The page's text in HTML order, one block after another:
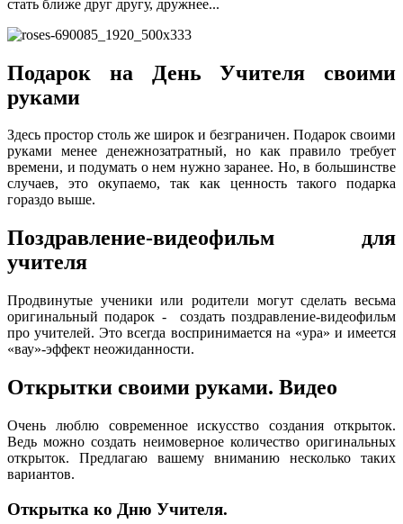
стать ближе друг другу, дружнее...
Подарок на День Учителя своими
руками
Здесь простор столь же широк и безграничен. Подарок своими
руками менее денежнозатратный, но как правило требует
времени, и подумать о нем нужно заранее. Но, в большинстве
случаев, это окупаемо, так как ценность такого подарка
гораздо выше.
Поздравление-видеофильм для
учителя
Продвинутые ученики или родители могут сделать весьма
оригинальный подарок - создать поздравление-видеофильм
про учителей. Это всегда воспринимается на «ура» и имеется
«вау»-эффект неожиданности.
Открытки своими руками. Видео
Очень люблю современное искусство создания открыток.
Ведь можно создать неимоверное количество оригинальных
открыток. Предлагаю вашему вниманию несколько таких
вариантов.
Открытка ко Дню Учителя.